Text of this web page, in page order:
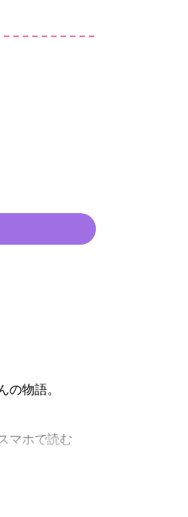
の物語。
マホで読む